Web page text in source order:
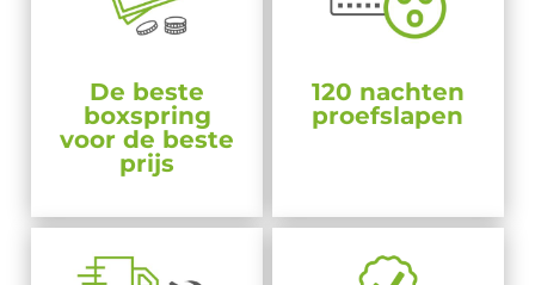
De beste
boxspring
voor de beste
prijs
120 nachten
proefslapen